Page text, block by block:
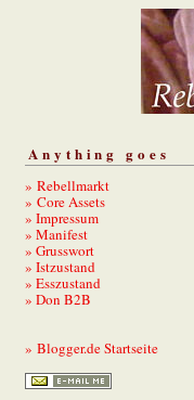
Anything goes
» Rebellmarkt
» Core Assets
» Impressum
» Manifest
» Grusswort
» Istzustand
» Esszustand
» Don B2B
» Blogger.de Startseite